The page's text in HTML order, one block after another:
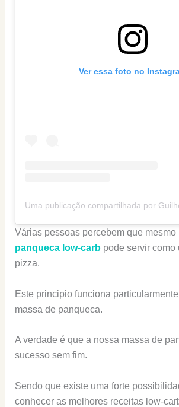
Ver essa foto no
Várias pessoas percebem que mesmo
panqueca low-carbpode servir como
pizza.
Este principio funciona
massa de panqueca.
A verdade é que a nossa massa de
sucesso sem fim.
Sendo que existe uma forte
conhecer as melhores receitas low-